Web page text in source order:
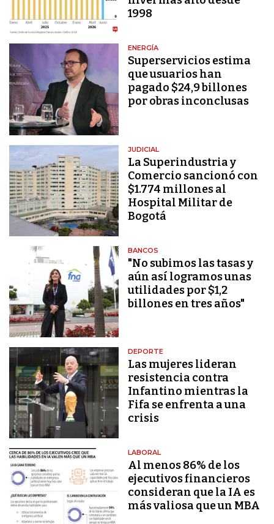
1998
ENERGÍA
Superservicios estima
que usuarios han
pagado $24,9 billones
por obras inconclusas
JUDICIAL
La Superindustria y
Comercio sancionó con
$1.774 millones al
Hospital Militar de
Bogotá
BANCOS
"No subimos las tasas y
aún así logramos unas
utilidades por $1,2
billones en tres años"
DEPORTE
Las mujeres lideran
resistencia contra
Infantino mientras la
Fifa se enfrenta a una
crisis
LABORAL
Al menos 86% de los
ejecutivos financieros
consideran que la IA es
más valiosa que un MBA